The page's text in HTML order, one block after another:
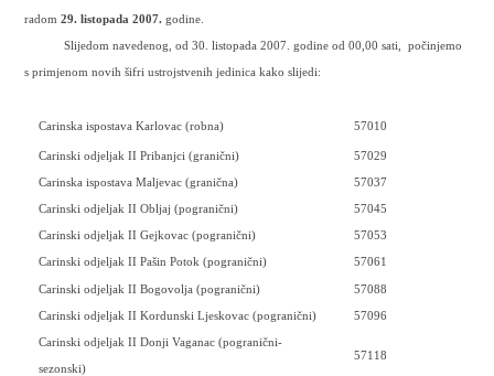
radom29. listopada 2007. godine.
Slijedom navedenog, od 30. listopada 2007. godine od 00,00 sati, počinjemo
s primjenom novih šifri ustrojstvenih jedinica kako slijedi:
Carinska ispostava Karlovac (robna) 57010
Carinski odjeljak II Pribanjci (granični) 57029
Carinska ispostava Maljevac (granična) 57037
Carinski odjeljak II Obljaj (pogranični) 57045
Carinski odjeljak II Gejkovac (pogranični) 57053
Carinski odjeljak II Pašin Potok (pogranični) 57061
Carinski odjeljak II Bogovolja (pogranični) 57088
Carinski odjeljak II Kordunski Ljeskovac (pogranični) 57096
Carinski odjeljak II Donji Vaganac (pogranični-
sezonski)
57118